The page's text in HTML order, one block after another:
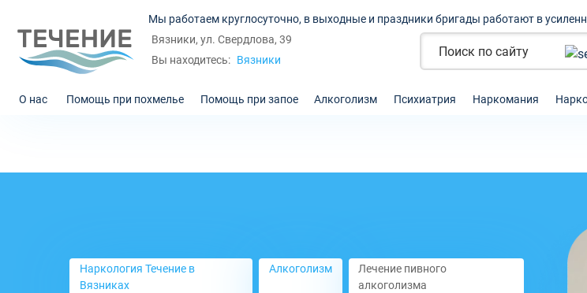
Мы работаем круглосуточно, в выходные и праздники бригады работают в
Вязники, ул. Свердлова, 39
Вы находитесь: Вязники
О нас Помощь при похмелье Помощь при запое Алкоголизм Психиатрия Наркомания
Наркология Течение в
Вязниках
Алкоголизм
Лечение пивного
алкоголизма